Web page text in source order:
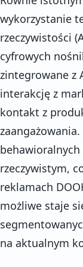
wykorzystanie
rzeczywistości
cyfrowych
zintegrowane z
interakcję z
kontakt z
rzeczywistym,
reklamach
możliwe staje
na aktualnym